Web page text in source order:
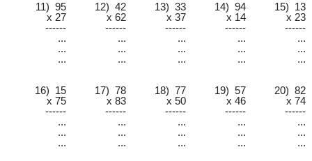
11) 95 12) 42 13) 33 14) 94
15) 13
x 27
x 62 x 37 x 14
x 23
------
------ ------ ------
------
...
... ... ...
...
...
... ... ...
...
...
... ... ... ...
16) 15 17) 78 18) 77 19) 57
20) 82
x 75
x 83 x 50 x 46
x 74
------
------ ------ ------
------
...
... ... ...
...
...
... ... ...
...
...
... ... ... ...